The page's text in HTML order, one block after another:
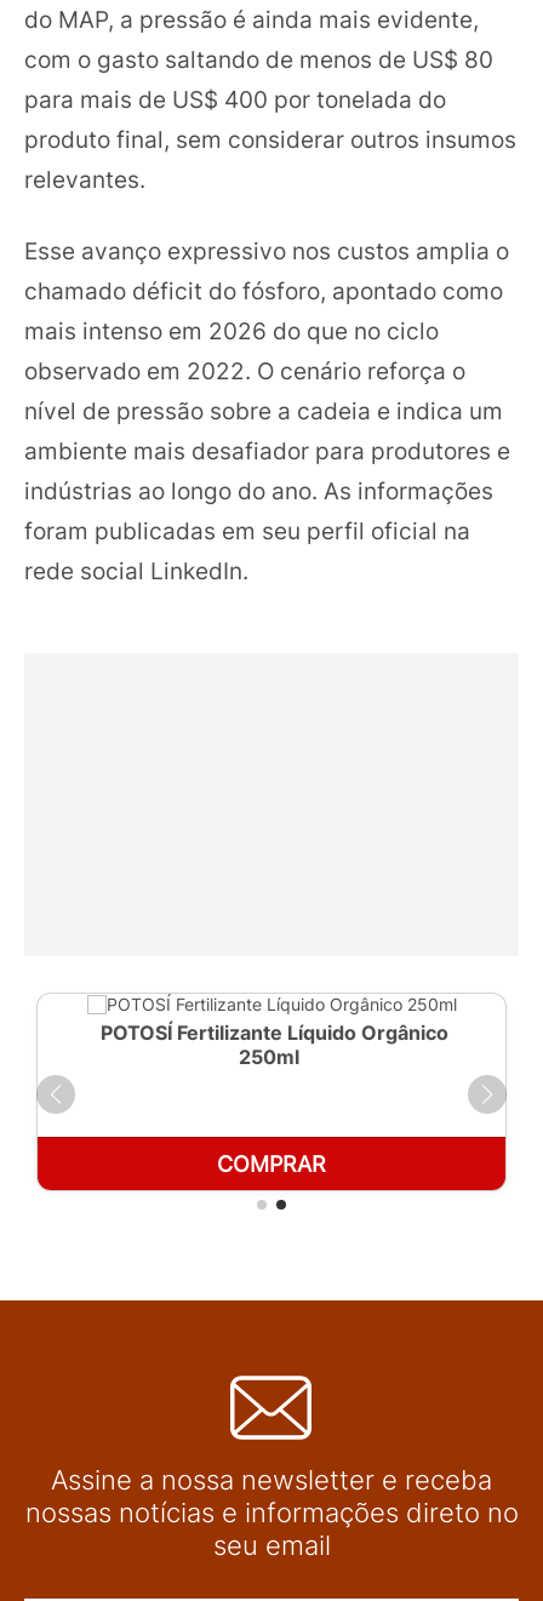
do MAP, a pressão é ainda mais evidente,
com o gasto saltando de menos de US$ 80
para mais de US$ 400 por tonelada do
produto final, sem considerar outros insumos
relevantes.
Esse avanço expressivo nos custos amplia o
chamado déficit do fósforo, apontado como
mais intenso em 2026 do que no ciclo
observado em 2022. O cenário reforça o
nível de pressão sobre a cadeia e indica um
ambiente mais desafiador para produtores e
indústrias ao longo do ano. As informações
foram publicadas em seu perfil oficial na
rede social LinkedIn.
POTOSÍ Fertilizante Líquido Orgânico
250ml
COMPRAR
Assine a nossa newsletter e receba
nossas notícias e informações direto no
seu email